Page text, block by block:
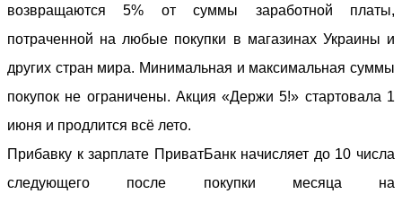
возвращаются 5% от суммы заработной платы,
потраченной на любые покупки в магазинах Украины и
других стран мира. Минимальная и максимальная суммы
покупок не ограничены. Акция «Держи 5!» стартовала 1
июня и продлится всё лето.
Прибавку к зарплате ПриватБанк начисляет до 10 числа
следующего после покупки месяца на